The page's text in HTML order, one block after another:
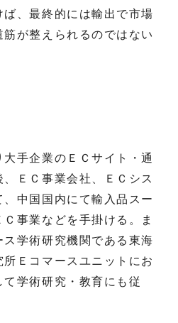
、最終的には輸出で市場
が整えられるのではない
手企業のＥＣサイト・通
ＥＣ事業会社、ＥＣシス
中国国内にて輸入品スー
事業などを手掛ける。ま
学術研究機関である東海
Ｅコマースユニットにお
学術研究・教育にも従